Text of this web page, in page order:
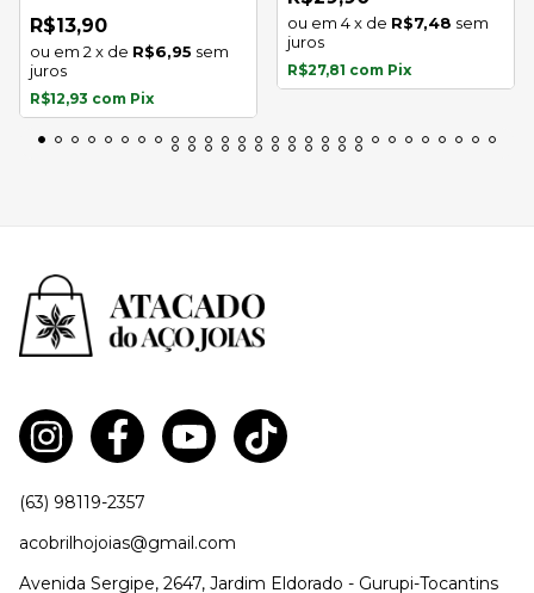
R$13,90
2 x de R$6,95 sem
juros
R$12,93 com Pix
4x de R$7,48 sem
juros
R$27,81 com Pix
(63) 98119-2357
acobrilhojoias@gmail.com
Avenida Sergipe, 2647, Jardim Eldorado - Gurupi-Tocantins